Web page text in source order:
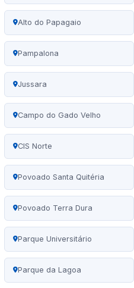
Alto do Papagaio
Pampalona
Jussara
Campo do Gado Velho
CIS Norte
Povoado Santa Quitéria
Povoado Terra Dura
Parque Universitário
Parque da Lagoa